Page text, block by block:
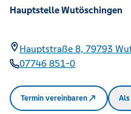
Hauptstelle Wutöschingen
Hauptstraße 8, 79793
07746 851-0
Termin vereinbaren